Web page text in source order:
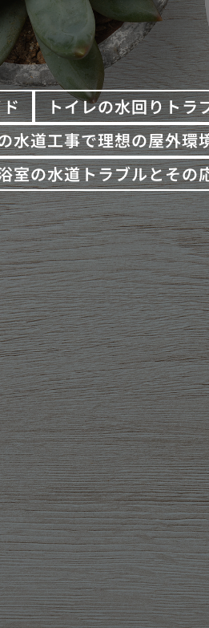
トイレの水回りトラ
水道工事で理想の屋外環
室の水道トラブルとその